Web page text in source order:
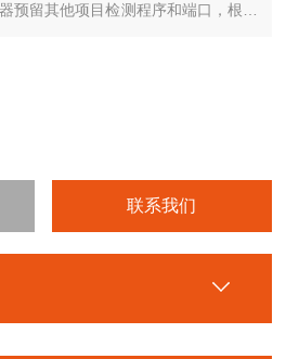
预留其他项目检测程序和端口，根据
联系我们